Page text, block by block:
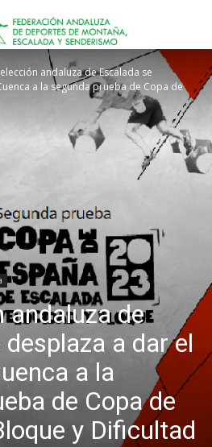
andaluza de Escalada se
a la segunda prueba de Copa de
andaluza de
a dar el
a la
de Copa de
y Dificultad